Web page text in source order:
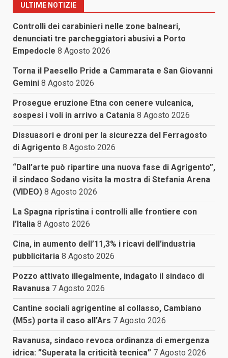
ULTIME NOTIZIE
Controlli dei carabinieri nelle zone balneari,
denunciati tre parcheggiatori abusivi a Porto
Empedocle 8 Agosto 2026
Torna il Paesello Pride a Cammarata e San Giovanni
Gemini 8 Agosto 2026
Prosegue eruzione Etna con cenere vulcanica,
sospesi i voli in arrivo a Catania 8 Agosto 2026
Dissuasori e droni per la sicurezza del Ferragosto
di Agrigento 8 Agosto 2026
“Dall’arte può ripartire una nuova fase di Agrigento”,
il sindaco Sodano visita la mostra di Stefania Arena
(VIDEO) 8 Agosto 2026
La Spagna ripristina i controlli alle frontiere con
l’Italia 8 Agosto 2026
Cina, in aumento dell’11,3% i ricavi dell’industria
pubblicitaria 8 Agosto 2026
Pozzo attivato illegalmente, indagato il sindaco di
Ravanusa 7 Agosto 2026
Cantine sociali agrigentine al collasso, Cambiano
(M5s) porta il caso all’Ars 7 Agosto 2026
Ravanusa, sindaco revoca ordinanza di emergenza
idrica: ”Superata la criticità tecnica” 7 Agosto 2026